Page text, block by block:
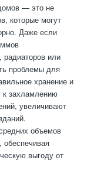
— это не
которые могут
Даже если
радиаторов или
проблемы для
хранение и
к захламлению
увеличивают
объемов
обеспечивая
выгоду от